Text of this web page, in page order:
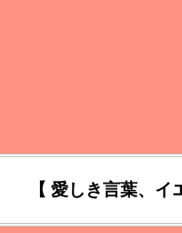
は わたしの
【 愛しき言葉、